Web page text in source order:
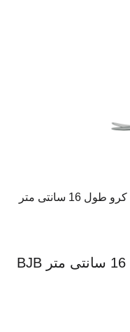
قیچی متزمبام (متس) کرو طول 16 سانتی متر